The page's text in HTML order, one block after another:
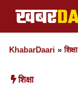
Skip
to
content
KhabarDaari »शिक्षा
शिक्षा